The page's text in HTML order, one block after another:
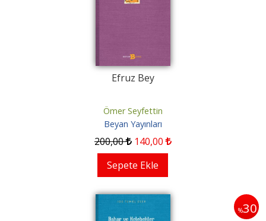
Efruz Bey
Ömer Seyfettin
Beyan Yayınları
200,00 140,00
Sepete Ekle
%30